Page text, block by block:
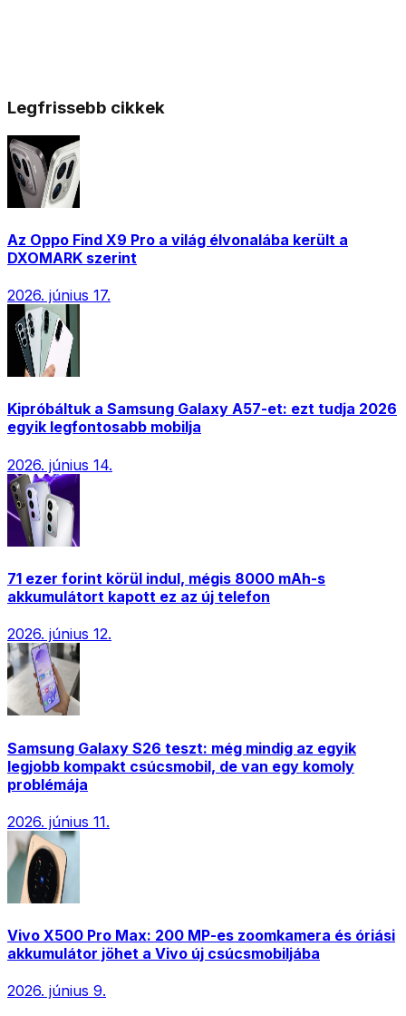
Legfrissebb cikkek
Az Oppo Find X9 Pro a világ élvonalába került a
DXOMARK szerint
2026. június 17.
Kipróbáltuk a Samsung Galaxy A57-et: ezt tudja 2026
egyik legfontosabb mobilja
2026. június 14.
71 ezer forint körül indul, mégis 8000 mAh-s
akkumulátort kapott ez az új telefon
2026. június 12.
Samsung Galaxy S26 teszt: még mindig az egyik
legjobb kompakt csúcsmobil, de van egy komoly
problémája
2026. június 11.
Vivo X500 Pro Max: 200 MP-es zoomkamera és óriási
akkumulátor jöhet a Vivo új csúcsmobiljába
2026. június 9.